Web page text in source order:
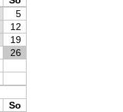
5
12
19
26
So